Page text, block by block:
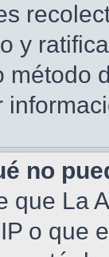
y
método
no
que La
o que